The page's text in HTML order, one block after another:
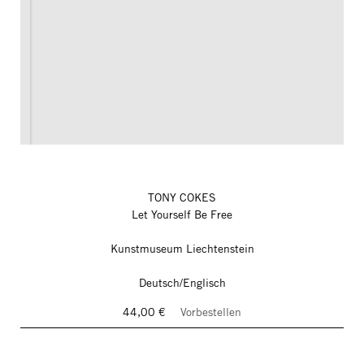
TONY COKES
Let Yourself Be Free
Kunstmuseum Liechtenstein
Deutsch/Englisch
44,00 €
Vorbestellen